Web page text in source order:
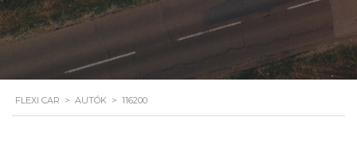
FLEXI CAR > AUTÓK > 116200